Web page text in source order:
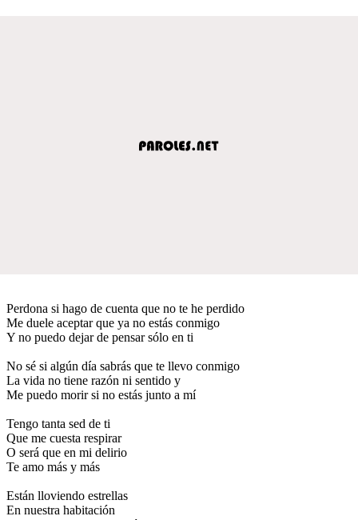
Perdona si hago de cuenta que no te he perdido
Me duele aceptar que ya no estás conmigo
Y no puedo dejar de pensar sólo en ti
No sé si algún día sabrás que te llevo conmigo
La vida no tiene razón ni sentido y
Me puedo morir si no estás junto a mí
Tengo tanta sed de ti
Que me cuesta respirar
O será que en mi delirio
Te amo más y más
Están lloviendo estrellas
En nuestra habitación